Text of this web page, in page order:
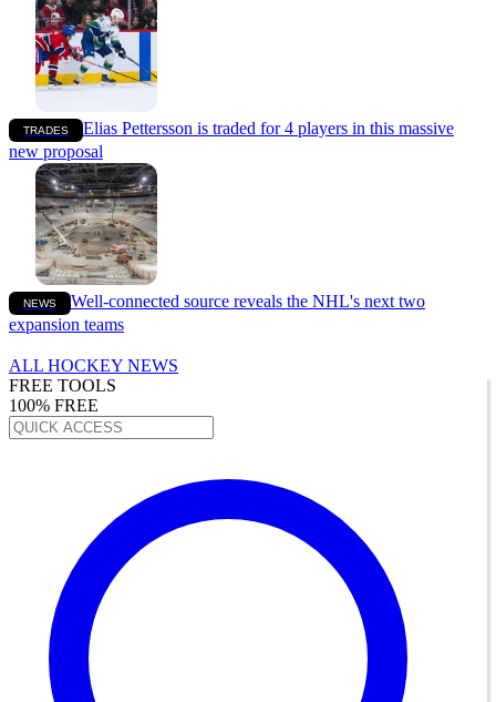
TRADES
Elias Pettersson is traded for 4 players in this massive
new proposal
NEWS
Well-connected source reveals the NHL's next two
expansion teams
ALL HOCKEY NEWS
FREE TOOLS
100% FREE